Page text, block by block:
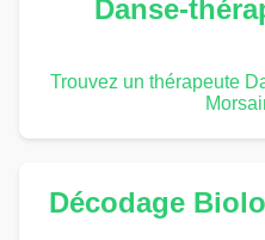
Danse-
Trouvez un thérapeute
Décodage